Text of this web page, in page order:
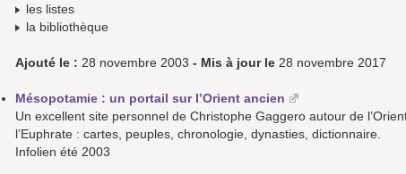
les listes
la bibliothèque
Ajouté le : 28 novembre 2003 - Mis à jour le 28 novembre 2017
Mésopotamie : un portail sur l’Orient ancien
Un excellent site personnel de Christophe Gaggero autour de
l’Euphrate : cartes, peuples, chronologie, dynasties, dictionnaire.
Infolien été 2003